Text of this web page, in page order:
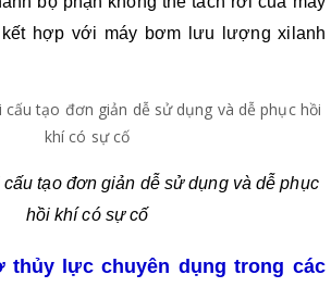
hợp với máy bơm lưu lượng xilanh
cấu tạo đơn giản dễ sử dụng và dễ phục
hồi khí có sự cố
thủy lực chuyên dụng trong các